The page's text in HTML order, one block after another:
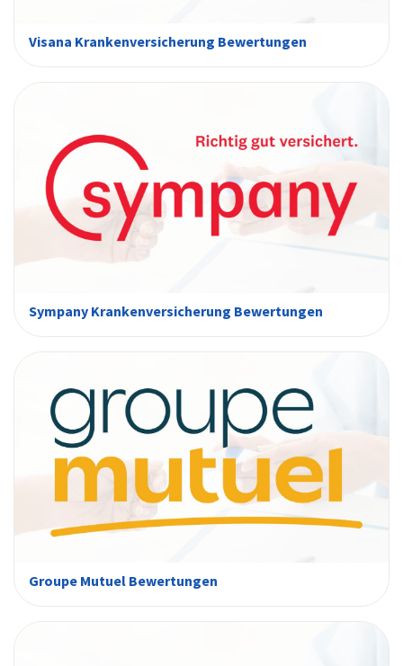
Visana Krankenversicherung Bewertungen
Sympany Krankenversicherung Bewertungen
Groupe Mutuel Bewertungen